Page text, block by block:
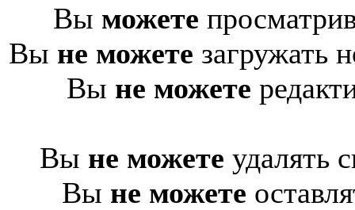
Вы можете
Вы не можете загружать
Вы не можете
Вы не можете удалять
Вы не можете